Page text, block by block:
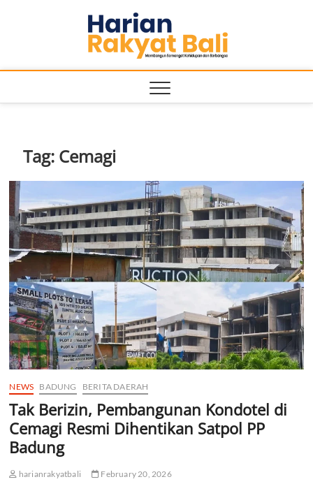
BERBANGSA
Tag: Cemagi
NEWS BADUNG BERITA DAERAH
Tak Berizin, Pembangunan Kondotel di
Cemagi Resmi Dihentikan Satpol PP
Badung
harianrakyatbali
February 20, 2026